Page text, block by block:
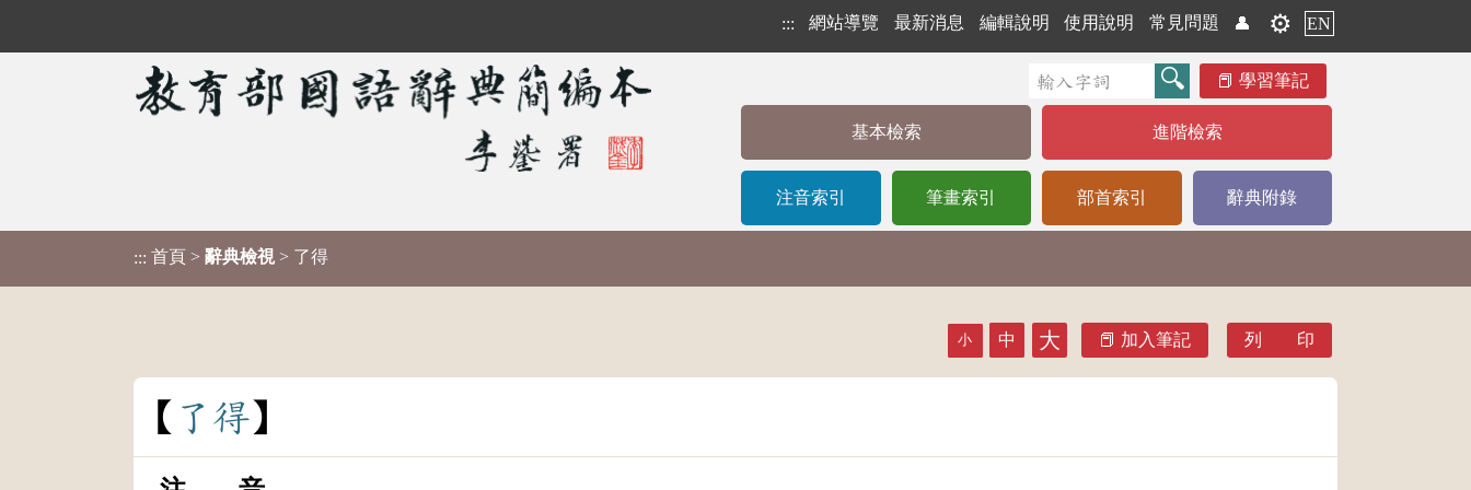
::: 網站導覽 最新消息 編輯說明 使用說明 常見問題 👤 ⚙️ EN
學習筆記
基本檢索 進階檢索
注音索引 筆畫索引 部首索引 辭典附錄
::: 首頁 > 辭典檢視 > 了得
小 中 大 加入筆記 列 印
了 得